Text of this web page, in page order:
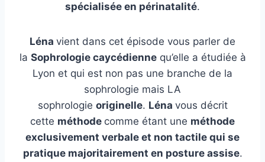
spécialisée en périnatalité.
Léna vient dans cet épisode vous parler de
la Sophrologie caycédiennequ’elle a étudiée à
Lyon et qui est non pas une branche de la
sophrologie mais LA
sophrologie originelle. Léna vous décrit
cette méthode comme étant une méthode
exclusivement verbale et non tactile qui se
pratique majoritairement en posture assise.